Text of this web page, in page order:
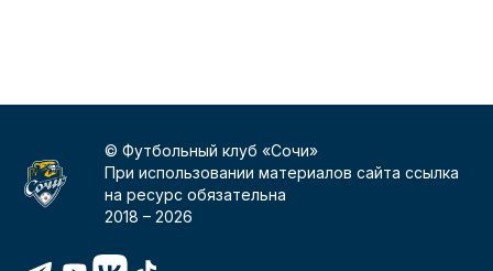
© Футбольный клуб «Сочи»
При использовании материалов сайта ссылка
на ресурс обязательна
2018 –2026